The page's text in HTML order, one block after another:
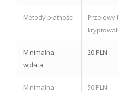
Metody płatności
Przelewy
Minimalna
wpłata
20 PLN
Minimalna
50 PLN